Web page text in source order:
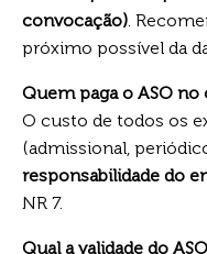
convocação).
próximo possível da
Quem paga o ASO
O custo de todos os
(admissional,
responsabilidade do
NR 7.
Qual a validade do